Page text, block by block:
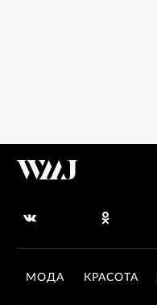
МОДА КРАСОТА